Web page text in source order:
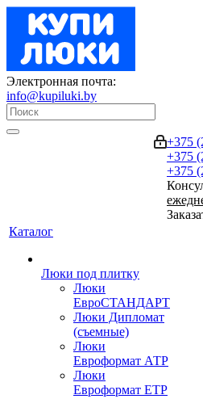
Электронная почта:
info@kupiluki.by
+375
+375
+375
Каталог
Люки под плитку
Люки
ЕвроСТАНДАРТ
Люки Дипломат
(съемные)
Люки
Евроформат АТР
Люки
Евроформат ЕТР